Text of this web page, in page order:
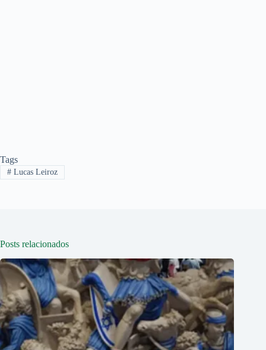
Tags
#Lucas Leiroz
Posts relacionados